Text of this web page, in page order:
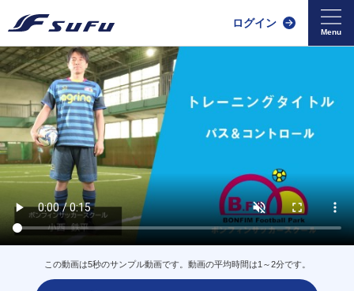
ログイン
この動画は5秒のサンプル動画です。動画の平均時間は1～2分です。